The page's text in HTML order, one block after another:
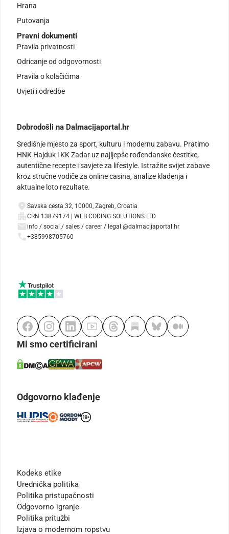
Hrana
Putovanja
Pravni dokumenti
Pravila privatnosti
Odricanje od odgovornosti
Pravila o kolačićima
Uvjeti i odredbe
Dobrodošli na Dalmacijaportal.hr
Središnje mjesto za sport, kulturu i modernu zabavu. Pratimo
HNK Hajduk i KK Zadar uz najljepše rođendanske čestitke,
autentične recepte i savjete za lifestyle. Istražite svijet zabave
kroz stručne vodiče za online casina, analize klađenja i
aktualne loto rezultate.
Savska cesta 32, 10000, Zagreb, Croatia
CRN 13879174 | WEB CODING SOLUTIONS LTD
info / social / sales / career / legal @dalmacijaportal.hr
+385998705760
Mi smo certificirani
Odgovorno klađenje
Kodeks etike
Urednička politika
Politika pristupačnosti
Odgovorno igranje
Politika pritužbi
Izjava o modernom ropstvu